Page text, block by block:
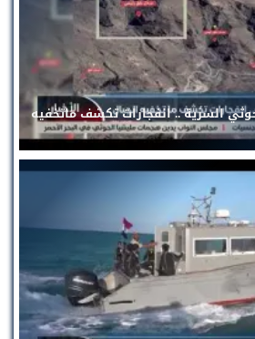
السرية .. انفجارات تكشف ماتخفيه